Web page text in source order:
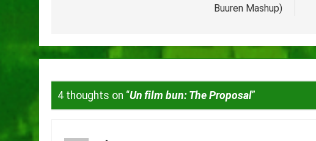
Buuren Mashup)
4 thoughts on “Un film bun: The Proposal”